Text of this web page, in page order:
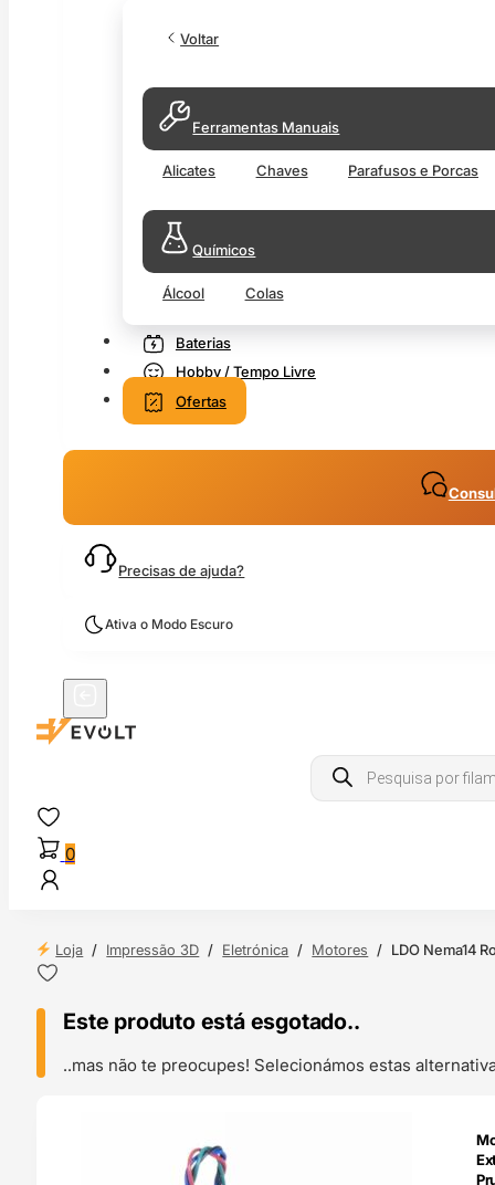
Voltar
Ferramentas Manuais
Alicates Chaves Parafusos e Porcas
Químicos
Álcool Colas
Baterias
Hobby / Tempo Livre
Ofertas
Precisas de ajuda?
Ativa o Modo Escuro
Products
search
0
Loja / Impressão 3D / Eletrónica / Motores / LDO Nema14
Este produto está esgotado..
..mas não te preocupes! Selecionámos estas